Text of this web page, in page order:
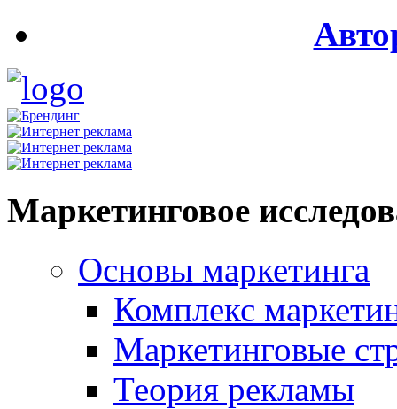
Маркетинговое
Основы маркетинга
Комплекс
Маркетинговые
Теория рекламы